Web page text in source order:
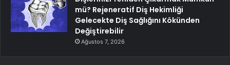
mü? Rejeneratif Diş Hekimliği
Gelecekte Diş Sağlığını Kökünden
Değiştirebilir
Ağustos 7, 2026